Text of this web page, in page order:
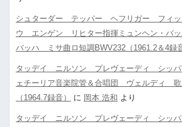
シュターダー テッパー ヘフリガー フィッ
ウ エンゲン リヒター指揮ミュンヘン・バ
バッハ ミサ曲ロ短調BWV232（1961.2＆4録音
タッデイ ニルソン プレヴェーディ シッパ
ェチーリア音楽院管＆合唱団 ヴェルディ 歌
（1964.7録音）
に 岡本 浩和 より
タッデイ ニルソン プレヴェーディ シッパ